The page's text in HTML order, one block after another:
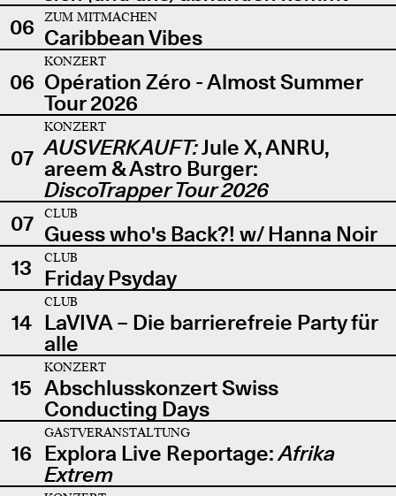
06
ZUM MITMACHEN
Caribbean Vibes
06
KONZERT
Opération Zéro - Almost Summer
Tour 2026
07
KONZERT
AUSVERKAUFT:Jule X, ANRU,
areem & Astro Burger:
DiscoTrapper Tour 2026
07
CLUB
Guess who's Back?! w/ Hanna Noir
13
CLUB
Friday Psyday
14
CLUB
LaVIVA – Die barrierefreie Party für
alle
15
KONZERT
Abschlusskonzert Swiss
Conducting Days
16
GASTVERANSTALTUNG
Explora Live Reportage:Afrika
Extrem